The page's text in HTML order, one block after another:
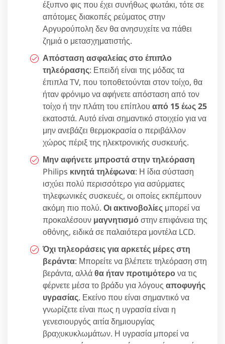
έξυπνο φις που έχει συνήθως φωτάκι, τότε σε
απότομες διακοπές ρεύματος στην
Αργυρούπολη δεν θα ανησυχείτε να πάθει
ζημιά ο μετασχηματιστής.
Απόσταση ασφαλείας στο έπιπλο
τηλεόρασης: Επειδή είναι της μόδας τα
έπιπλα TV, που τοποθετούνται στον τοίχο, θα
ήταν φρόνιμο να αφήνετε απόσταση από τον
τοίχο ή την πλάτη του επίπλου από 15 έως 25
εκατοστά. Αυτό είναι σημαντικό στοιχείο για να
μην ανεβάζει θερμοκρασία ο περιβάλλον
χώρος πέριξ της ηλεκτρονικής συσκευής.
Μην αφήνετε μπροστά στην τηλεόραση
Philips κινητά τηλέφωνα: Η ίδια σύσταση
ισχύει πολύ περισσότερο για ασύρματες
τηλεφωνικές συσκευές, οι οποίες εκπέμπουν
ακόμη πιο πολύ. Οι ακτινοβολίες μπορεί να
προκαλέσουν μαγνητισμόστην επιφάνεια της
οθόνης, ειδικά σε παλαιότερα μοντέλα LCD.
Όχι τηλεοράσεις για αρκετές μέρες στη
βεράντα: Μπορείτε να βλέπετε τηλεόραση στη
βεράντα, αλλάθα ήταν προτιμότερονα τις
φέρνετε μέσα το βράδυ για λόγους αποφυγής
υγρασίας. Εκείνο που είναι σημαντικό να
γνωρίζετε είναι πως η υγρασία είναι η
γενεσιουργός αιτία δημιουργίας
βραχυκυκλωμάτων. Η υγρασία μπορεί να